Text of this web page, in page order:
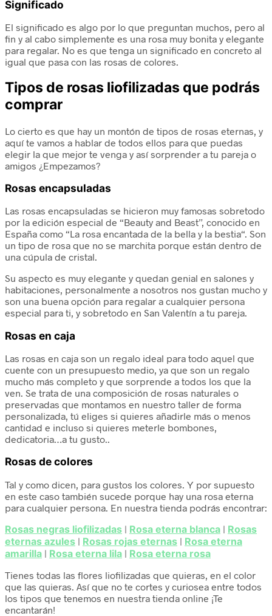
Significado
El significado es algo por lo que preguntan muchos, pero al
fin y al cabo simplemente es una rosa muy bonita y elegante
para regalar. No es que tenga un significado en concreto al
igual que pasa con las rosas de colores.
Tipos de rosas liofilizadas que podrás
comprar
Lo cierto es que hay un montón de tipos de rosas eternas, y
aquí te vamos a hablar de todos ellos para que puedas
elegir la que mejor te venga y así sorprender a tu pareja o
amigos ¿Empezamos?
Rosas encapsuladas
Las rosas encapsuladas se hicieron muy famosas sobretodo
por la edición especial de “Beauty and Beast”, conocido en
España como “La rosa encantada de la bella y la bestia“. Son
un tipo de rosa que no se marchita porque están dentro de
una cúpula de cristal.
Su aspecto es muy elegante y quedan genial en salones y
habitaciones, personalmente a nosotros nos gustan mucho y
son una buena opción para regalar a cualquier persona
especial para ti, y sobretodo en San Valentín a tu pareja.
Rosas en caja
Las rosas en caja son un regalo ideal para todo aquel que
cuente con un presupuesto medio, ya que son un regalo
mucho más completo y que sorprende a todos los que la
ven. Se trata de una composición de rosas naturales o
preservadas que montamos en nuestro taller de forma
personalizada, tú eliges si quieres añadirle más o menos
cantidad e incluso si quieres meterle bombones,
dedicatoria…a tu gusto..
Rosas de colores
Tal y como dicen, para gustos los colores. Y por supuesto
en este caso también sucede porque hay una rosa eterna
para cualquier persona. En nuestra tienda podrás encontrar:
Rosas negras liofilizadas | Rosa eterna blanca | Rosas
eternas azules | Rosas rojas eternas | Rosa eterna
amarilla | Rosa eterna lila | Rosa eterna rosa
Tienes todas las flores liofilizadas que quieras, en el color
que las quieras. Así que no te cortes y curiosea entre todos
los tipos que tenemos en nuestra tienda online ¡Te
encantarán!